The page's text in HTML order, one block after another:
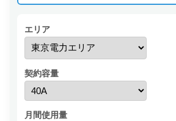
エリア
契約容量
月間使用量